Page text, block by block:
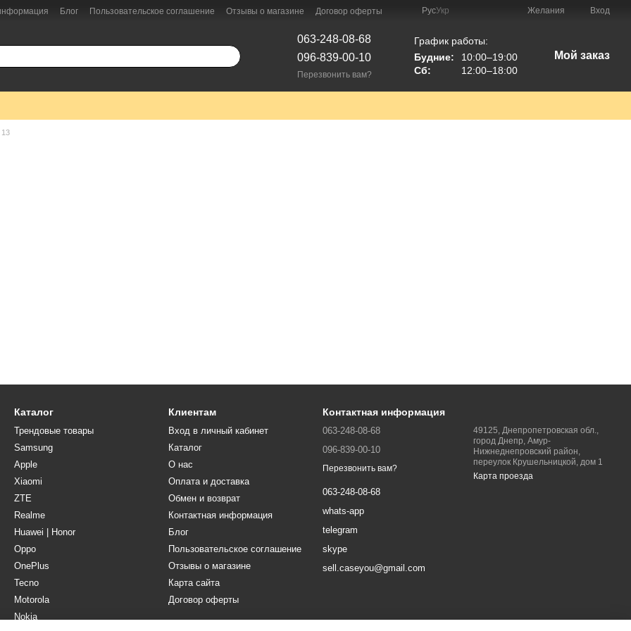
Блог Пользовательское соглашение Отзывы о магазине Договор оферты РусУкр Желания Вход
063-248-08-68
096-839-00-10
Перезвонить вам?
График работы:
Будние:
10:00–19:00
Сб:
12:00–18:00
Мой заказ
13
Каталог
Трендовые товары
Samsung
Apple
Xiaomi
ZTE
Realme
Huawei | Honor
Oppo
OnePlus
Tecno
Motorola
Nokia
Клиентам
Вход в личный кабинет
Каталог
О нас
Оплата и доставка
Обмен и возврат
Контактная информация
Блог
Пользовательское соглашение
Отзывы о магазине
Карта сайта
Договор оферты
Контактная информация
063-248-08-68
096-839-00-10
Перезвонить вам?
063-248-08-68
whats-app
telegram
skype
sell.caseyou@gmail.com
49125, Днепропетровская обл.,
город Днепр, Амур-
Нижнеднепровский район,
переулок Крушельницкой, дом 1
Карта проезда